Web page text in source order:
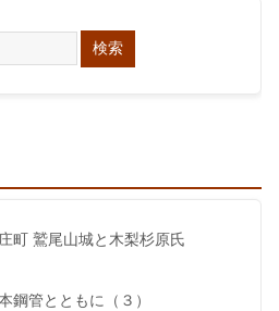
町 鷲尾山城と木梨杉原氏
管とともに（３）